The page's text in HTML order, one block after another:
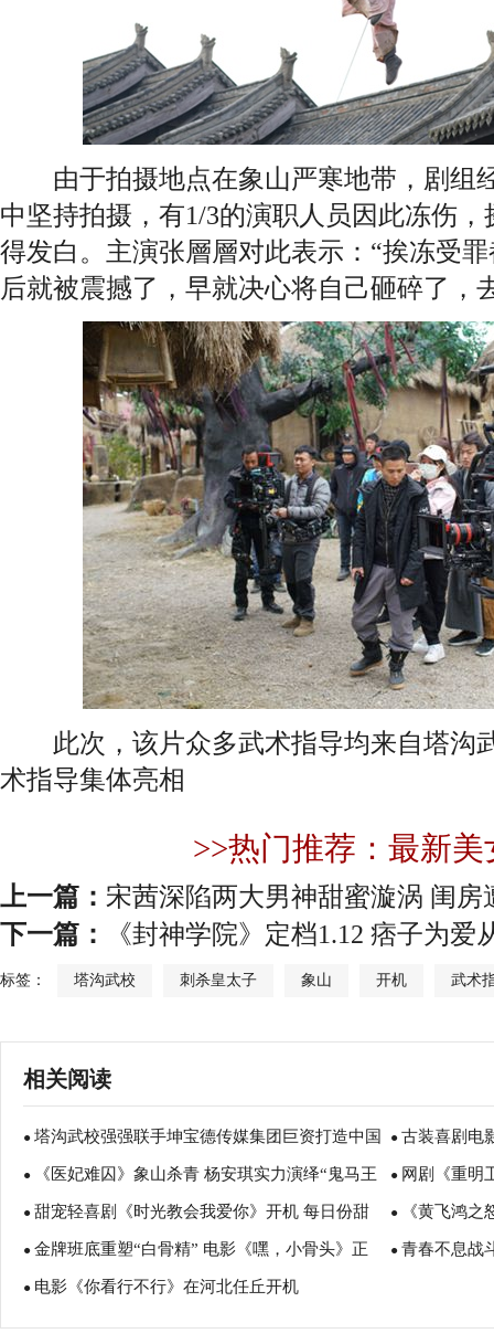
由于拍摄地点在象山严寒地带，剧组
中坚持拍摄，有1/3的演职人员因此冻伤
得发白。主演张層層对此表示：“挨冻受
后就被震撼了，早就决心将自己砸碎了，
此次，该片众多武术指导均来自塔沟
术指导集体亮相
>>热门推荐：最新美
上一篇： 宋茜深陷两大男神甜蜜漩涡 闺房
下一篇：
《封神学院》定档1.12 痞子为爱
标签： 塔沟武校 刺杀皇太子 象山 开机 武术
相关阅读
● 塔沟武校强强联手坤宝德传媒集团巨资打造中国
精品电影
● 古装喜剧电
运匠心
● 《医妃难囚》象山杀青 杨安琪实力演绎“鬼马王
妃”
● 网剧《重明
探案大明传奇
● 甜宠轻喜剧《时光教会我爱你》开机 每日份甜
蜜已到货
● 《黄飞鸿
导麦子善再续
● 金牌班底重塑“白骨精” 电影《嘿，小骨头》正
式开机
● 青春不息战
● 电影《你看行不行》在河北任丘开机